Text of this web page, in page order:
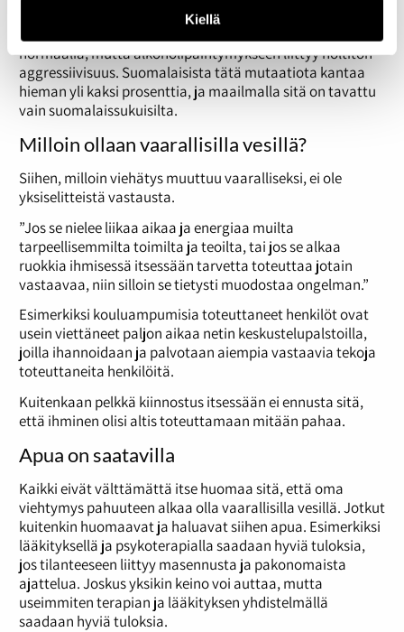
Kiellä
alkoholin vaikutuksen alaisena. Lauerma kertoo, että
muuten tällaisen henkilön käytös voi olla täysin
normaalia, mutta alkoholipäihtymykseen liittyy holtiton
aggressiivisuus. Suomalaisista tätä mutaatiota kantaa
hieman yli kaksi prosenttia, ja maailmalla sitä on tavattu
vain suomalaissukuisilta.
Milloin ollaan vaarallisilla vesillä?
Siihen, milloin viehätys muuttuu vaaralliseksi, ei ole
yksiselitteistä vastausta.
”Jos se nielee liikaa aikaa ja energiaa muilta
tarpeellisemmilta toimilta ja teoilta, tai jos se alkaa
ruokkia ihmisessä itsessään tarvetta toteuttaa jotain
vastaavaa, niin silloin se tietysti muodostaa ongelman.”
Esimerkiksi kouluampumisia toteuttaneet henkilöt ovat
usein viettäneet paljon aikaa netin keskustelupalstoilla,
joilla ihannoidaan ja palvotaan aiempia vastaavia tekoja
toteuttaneita henkilöitä.
Kuitenkaan pelkkä kiinnostus itsessään ei ennusta sitä,
että ihminen olisi altis toteuttamaan mitään pahaa.
Apua on saatavilla
Kaikki eivät välttämättä itse huomaa sitä, että oma
viehtymys pahuuteen alkaa olla vaarallisilla vesillä. Jotkut
kuitenkin huomaavat ja haluavat siihen apua. Esimerkiksi
lääkityksellä ja psykoterapialla saadaan hyviä tuloksia,
jos tilanteeseen liittyy masennusta ja pakonomaista
ajattelua. Joskus yksikin keino voi auttaa, mutta
useimmiten terapian ja lääkityksen yhdistelmällä
saadaan hyviä tuloksia.